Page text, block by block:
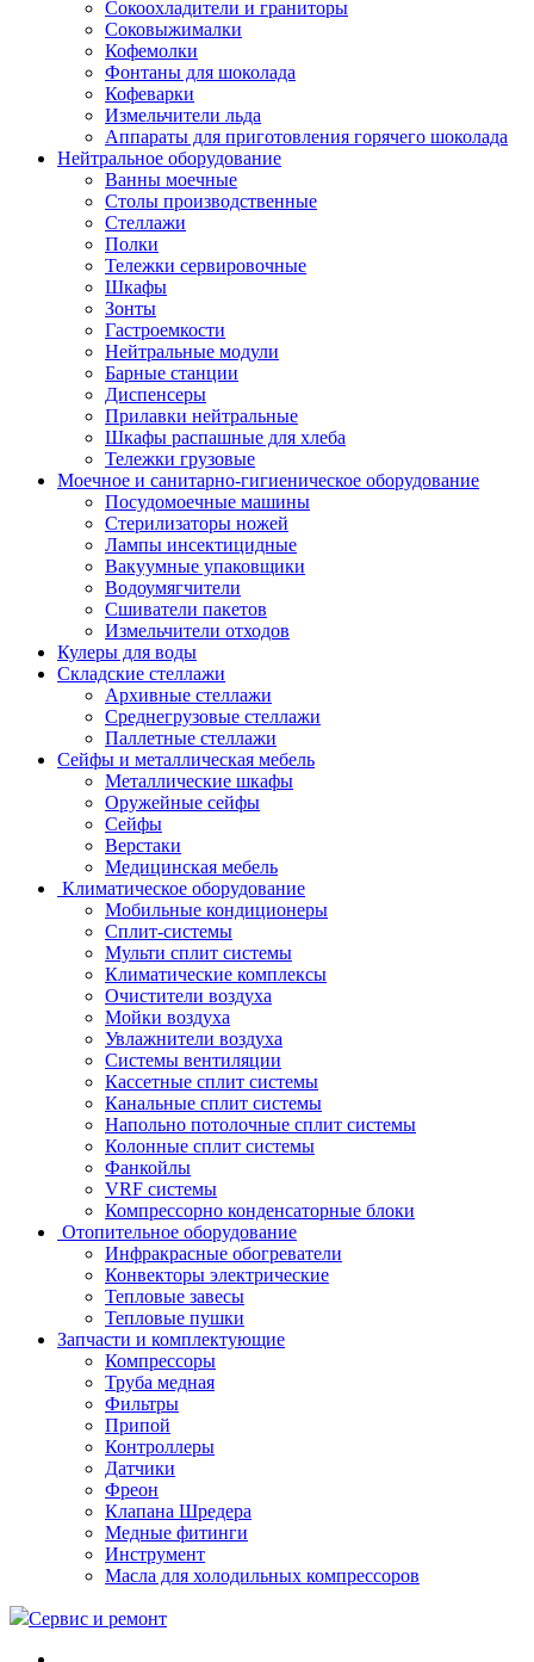
Сокоохладители и граниторы
Соковыжималки
Кофемолки
Фонтаны для шоколада
Кофеварки
Измельчители льда
Аппараты для приготовления горячего шоколада
Нейтральное оборудование
Ванны моечные
Столы производственные
Стеллажи
Полки
Тележки сервировочные
Шкафы
Зонты
Гастроемкости
Нейтральные модули
Барные станции
Диспенсеры
Прилавки нейтральные
Шкафы распашные для хлеба
Тележки грузовые
Моечное и санитарно-гигиеническое оборудование
Посудомоечные машины
Стерилизаторы ножей
Лампы инсектицидные
Вакуумные упаковщики
Водоумягчители
Сшиватели пакетов
Измельчители отходов
Кулеры для воды
Складские стеллажи
Архивные стеллажи
Среднегрузовые стеллажи
Паллетные стеллажи
Сейфы и металлическая мебель
Металлические шкафы
Оружейные сейфы
Сейфы
Верстаки
Медицинская мебель
Климатическое оборудование
Мобильные кондиционеры
Сплит-системы
Мульти сплит системы
Климатические комплексы
Очистители воздуха
Мойки воздуха
Увлажнители воздуха
Системы вентиляции
Кассетные сплит системы
Канальные сплит системы
Напольно потолочные сплит системы
Колонные сплит системы
Фанкойлы
VRF системы
Компрессорно конденсаторные блоки
Отопительное оборудование
Инфракрасные обогреватели
Конвекторы электрические
Тепловые завесы
Тепловые пушки
Запчасти и комплектующие
Компрессоры
Труба медная
Фильтры
Припой
Контроллеры
Датчики
Фреон
Клапана Шредера
Медные фитинги
Инструмент
Масла для холодильных компрессоров
Сервис и ремонт